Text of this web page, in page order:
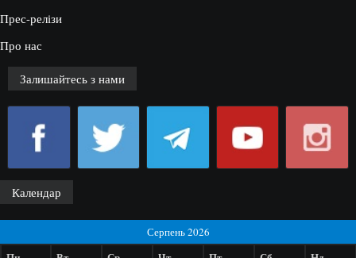
Прес-релізи
Про нас
Залишайтесь з нами
Календар
Серпень 2026